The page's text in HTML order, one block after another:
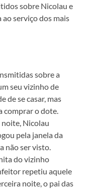
sobre Nicolau e
serviço dos mais
sobre a
seu vizinho de
de se casar, mas
comprar o dote.
Nicolau
pela janela da
não ser visto.
do vizinho
repetiu aquele
noite, o pai das